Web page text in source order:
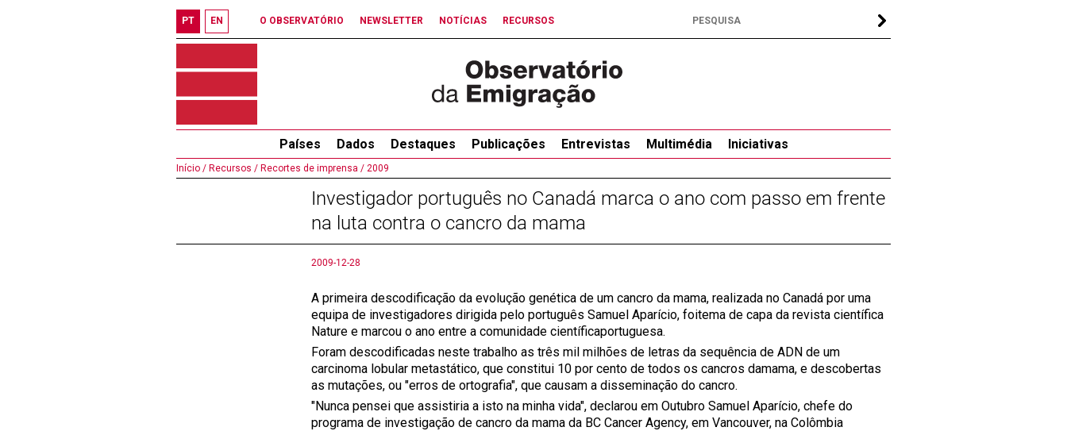
PT EN O OBSERVATÓRIO NEWSLETTER NOTÍCIAS RECURSOS
Países Dados Destaques Publicações Entrevistas Multimédia Iniciativas
Início / Recursos / Recortes de imprensa / 2009
Investigador português no Canadá marca o ano com passo em frente
na luta contra o cancro da mama
2009-12-28
A primeira descodificação da evolução genética de um cancro da mama, realizada no Canadá por uma
equipa de investigadores dirigida pelo português Samuel Aparício, foitema de capa da revista científica
Nature e marcou o ano entre a comunidade científicaportuguesa.
Foram descodificadas neste trabalho as três mil milhões de letras da sequência de ADN de um
carcinoma lobular metastático, que constitui 10 por cento de todos os cancros damama, e descobertas
as mutações, ou "erros de ortografia", que causam a disseminação do cancro.
"Nunca pensei que assistiria a isto na minha vida", declarou em Outubro Samuel Aparício, chefe do
programa de investigação de cancro da mama da BC Cancer Agency, em Vancouver, na Colômbia